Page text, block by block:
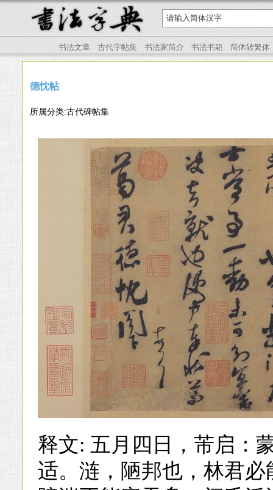
书法文章 古代字帖集 书法家简介 书法书箱 简体转繁体
德忱帖
所属分类:古代碑帖集
释文: 五月四日，芾启：
适。涟，陋邦也，林君